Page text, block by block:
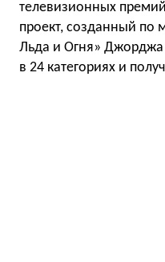
телевизионных
проект, созданный по
Льда и Огня»
в 24 категориях и